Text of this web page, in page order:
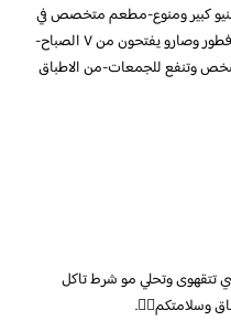
كبير ومنوع-مطعم متخصص في
المشويات المدخنه بس حاليا نزلو اطباق فطور وصارو يفتحون من ٧ الصباح-
شخص وتنفع للجمعات-من الاطباق
تتقهوى وتحلي مو شرط تاكل
وسلامتكم✋🏼.